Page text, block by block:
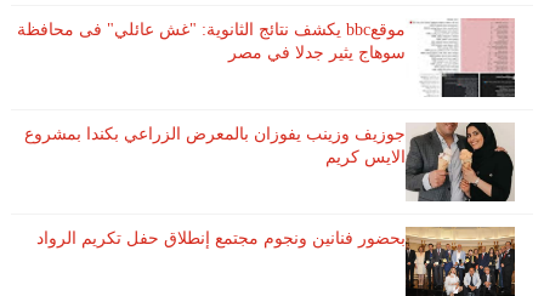
موقعbbc يكشف نتائج الثانوية: "غش عائلي" فى محافظة
سوهاج يثير جدلا في مصر
جوزيف وزينب يفوزان بالمعرض الزراعي بكندا بمشروع
الايس كريم
بحضور فنانين ونجوم مجتمع إنطلاق حفل تكريم الرواد